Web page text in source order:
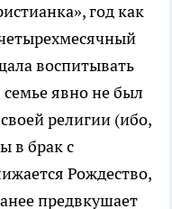
год как
воспитывать
явно не был
религии (ибо,
в брак с
Рождество,
предвкушает